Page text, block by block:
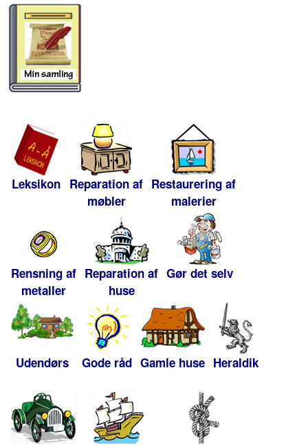
Leksikon Reparation af
møbler
Restaurering af
malerier
Rensning af
metaller
Reparation af
huse
Gør det selv
Udendørs Gode råd Gamle huse Heraldik